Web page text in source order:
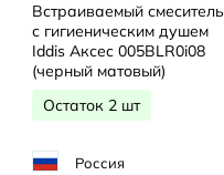
Встраиваемый смеситель
с гигиеническим душем
Iddis Аксес 005BLR0i08
(черный матовый)
Остаток 2 шт
Россия